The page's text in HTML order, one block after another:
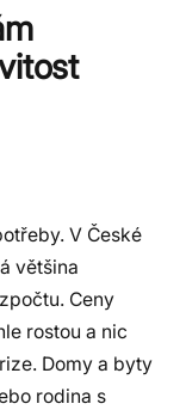
V České
většina
Ceny
rostou a nic
Domy a byty
rodina s